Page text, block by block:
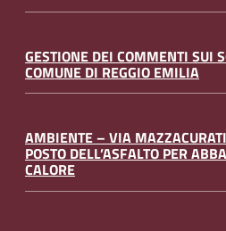
GESTIONE DEI COMMENTI SUI
COMUNE DI REGGIO EMILIA
AMBIENTE – VIA
POSTO DELL’ASFALTO PER
CALORE